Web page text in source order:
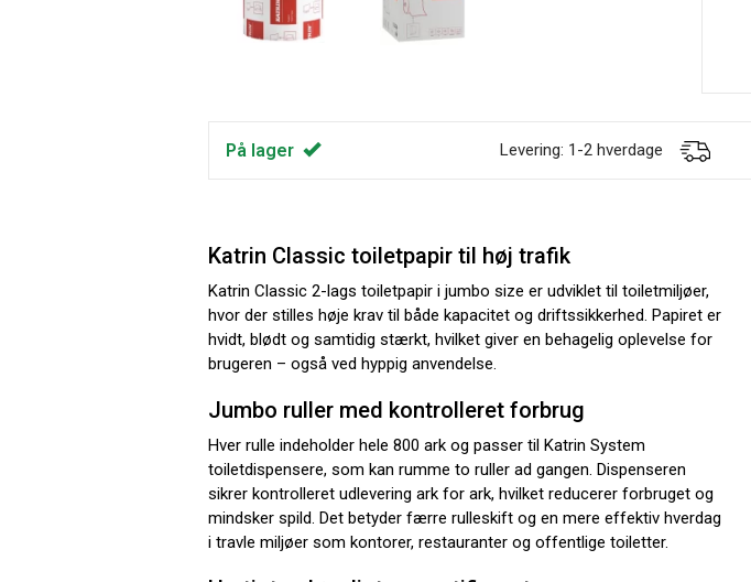
På lager Levering: 1-2 hverdage
Katrin Classic toiletpapir til høj trafik
Katrin Classic 2-lags toiletpapir i jumbo size er udviklet til toiletmiljøer,
hvor der stilles høje krav til både kapacitet og driftssikkerhed. Papiret er
hvidt, blødt og samtidig stærkt, hvilket giver en behagelig oplevelse for
brugeren – også ved hyppig anvendelse.
Jumbo ruller med kontrolleret forbrug
Hver rulle indeholder hele 800 ark og passer til Katrin System
toiletdispensere, som kan rumme to ruller ad gangen. Dispenseren
sikrer kontrolleret udlevering ark for ark, hvilket reducerer forbruget og
mindsker spild. Det betyder færre rulleskift og en mere effektiv hverdag
i travle miljøer som kontorer, restauranter og offentlige toiletter.